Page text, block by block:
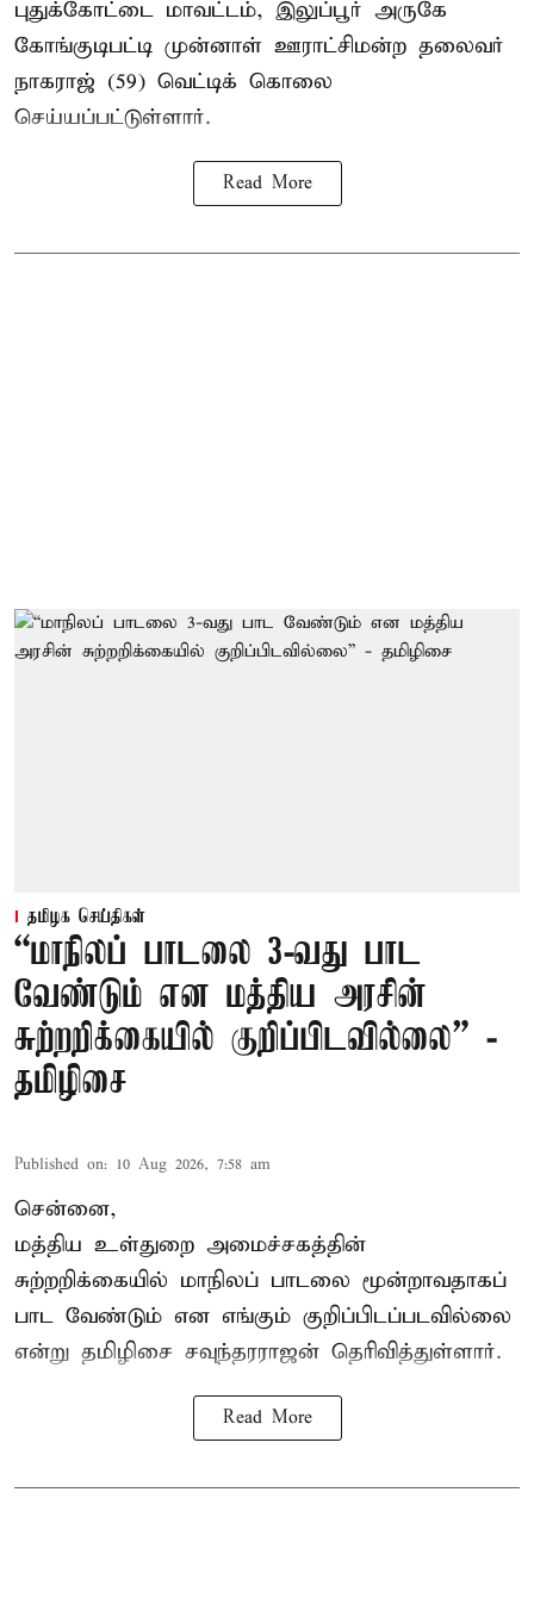
புதுக்கோட்டை மாவட்டம், இலுப்பூர் அருகே
கோங்குடிபட்டி முன்னாள் ஊராட்சிமன்ற தலைவர்
நாகராஜ் (59) வெட்டிக் கொலை
செய்யப்பட்டுள்ளார்.
Read More
தமிழக செய்திகள்
“மாநிலப் பாடலை 3-வது பாட
வேண்டும் என மத்திய அரசின்
சுற்றறிக்கையில் குறிப்பிடவில்லை” -
தமிழிசை
Published on: 10 Aug 2026, 7:58 am
சென்னை,
மத்திய உள்துறை அமைச்சகத்தின்
சுற்றறிக்கையில் மாநிலப் பாடலை மூன்றாவதாகப்
பாட வேண்டும் என எங்கும் குறிப்பிடப்படவில்லை
என்று தமிழிசை சவுந்தரராஜன் தெரிவித்துள்ளார்.
Read More